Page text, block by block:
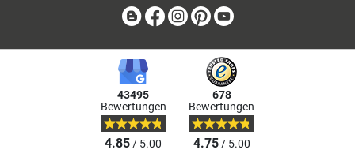
BlogFacebook
Instagram
Pinterest
43495
Bewertungen
4.85/ 5.00
678
Bewertungen
4.75/ 5.00